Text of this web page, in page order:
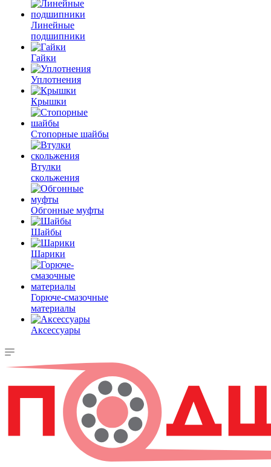
Линейные
подшипники
Гайки
Уплотнения
Крышки
Стопорные шайбы
Втулки
скольжения
Обгонные муфты
Шайбы
Шарики
Горюче-смазочные
материалы
Аксессуары